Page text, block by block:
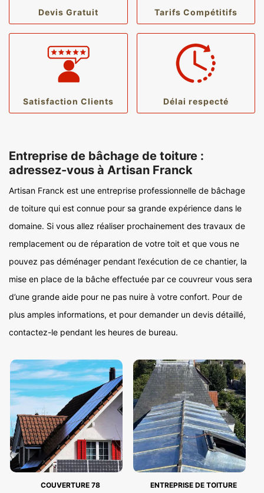
Devis Gratuit Tarifs Compétitifs
Satisfaction Clients Délai respecté
Entreprise de bâchage de toiture :
adressez-vous à Artisan Franck
Artisan Franck est une entreprise professionnelle de bâchage
de toiture qui est connue pour sa grande expérience dans le
domaine. Si vous allez réaliser prochainement des travaux de
remplacement ou de réparation de votre toit et que vous ne
pouvez pas déménager pendant l’exécution de ce chantier, la
mise en place de la bâche effectuée par ce couvreur vous sera
d’une grande aide pour ne pas nuire à votre confort. Pour de
plus amples informations, et pour demander un devis détaillé,
contactez-le pendant les heures de bureau.
COUVERTURE 78 ENTREPRISE DE TOITURE